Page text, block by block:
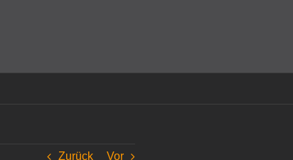
Zurück Vor
dass Cookies gesetzt werden.